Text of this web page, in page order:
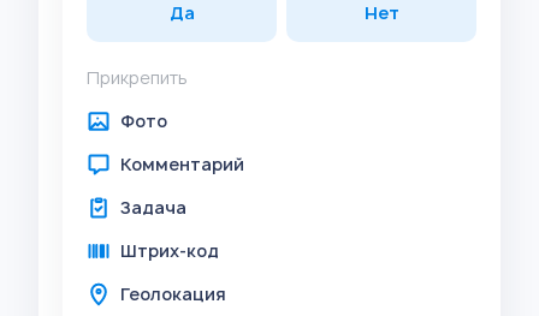
Да Нет
Прикрепить
Фото
Комментарий
Задача
Штрих-код
Геолокация